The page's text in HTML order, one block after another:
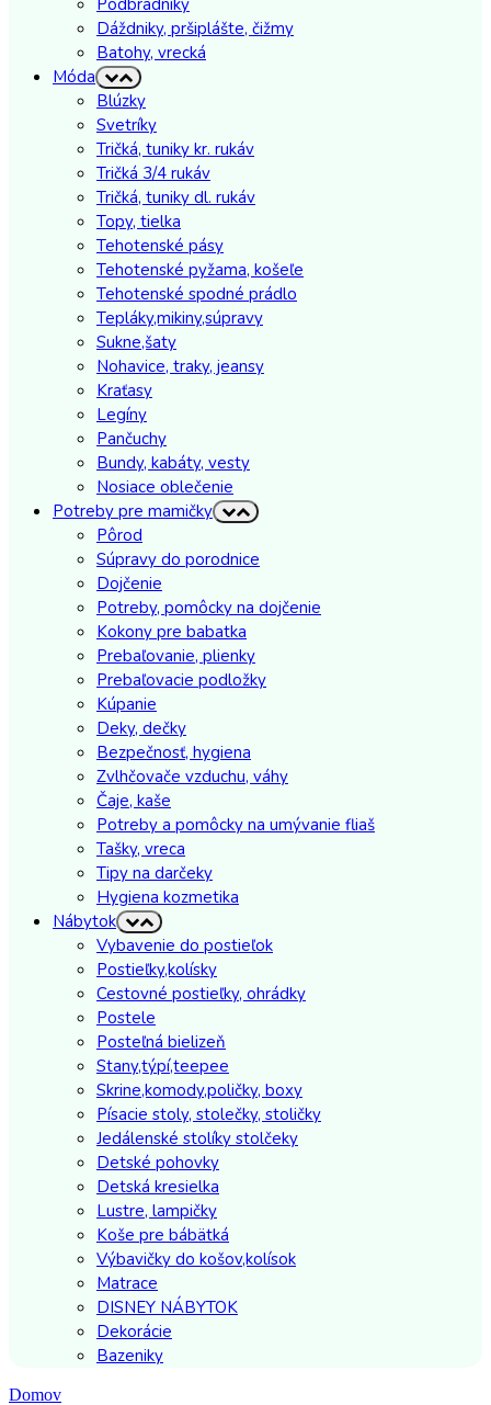
Dáždniky, pršiplášte, čižmy
Batohy, vrecká
Móda
Blúzky
Svetríky
Tričká, tuniky kr. rukáv
Tričká 3/4 rukáv
Tričká, tuniky dl. rukáv
Topy, tielka
Tehotenské pásy
Tehotenské pyžama, košeľe
Tehotenské spodné prádlo
Tepláky,mikiny,súpravy
Sukne,šaty
Nohavice, traky, jeansy
Kraťasy
Legíny
Pančuchy
Bundy, kabáty, vesty
Nosiace oblečenie
Potreby pre mamičky
Pôrod
Súpravy do porodnice
Dojčenie
Potreby, pomôcky na dojčenie
Kokony pre babatka
Prebaľovanie, plienky
Prebaľovacie podložky
Kúpanie
Deky, dečky
Bezpečnosť, hygiena
Zvlhčovače vzduchu, váhy
Čaje, kaše
Potreby a pomôcky na umývanie fliaš
Tašky, vreca
Tipy na darčeky
Hygiena kozmetika
Nábytok
Vybavenie do postieľok
Postieľky,kolísky
Cestovné postieľky, ohrádky
Postele
Posteľná bielizeň
Stany,týpí,teepee
Skrine,komody,poličky, boxy
Písacie stoly, stolečky, stoličky
Jedálenské stolíky stolčeky
Detské pohovky
Detská kresielka
Lustre, lampičky
Koše pre bábätká
Výbavičky do košov,kolísok
Matrace
DISNEY NÁBYTOK
Dekorácie
Bazeniky
Domov